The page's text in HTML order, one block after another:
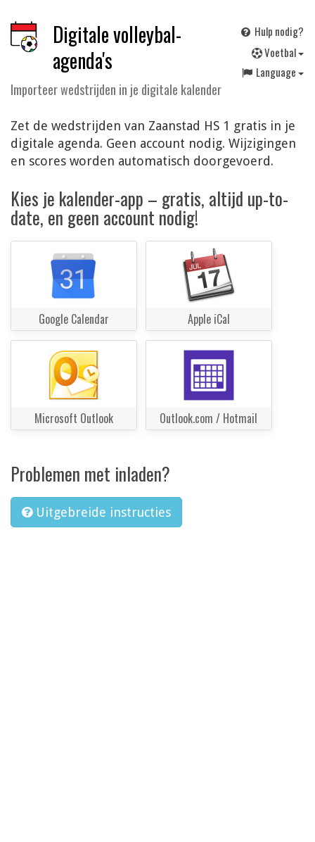
Digitale volleybal-
agenda's
Importeer wedstrijden in je digitale kalender
Hulp nodig?
Voetbal
Language
Zet de wedstrijden van Zaanstad HS 1 gratis in je
digitale agenda. Geen account nodig. Wijzigingen
en scores worden automatisch doorgevoerd.
Kies je kalender-app – gratis, altijd up-to-
date, en geen account nodig!
Google Calendar Apple iCal
Microsoft Outlook Outlook.com / Hotmail
Problemen met inladen?
Uitgebreide instructies